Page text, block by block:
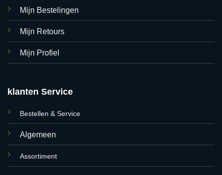
Mijn Bestelingen
Mijn Retours
Mijn Profiel
klanten Service
Bestellen & Service
Algemeen
Assortiment